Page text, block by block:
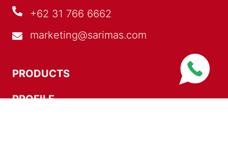
+62 31 766 6662
marketing@sarimas.com
PRODUCTS
PROFILE